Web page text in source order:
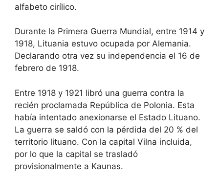
alfabeto cirílico.
Durante la Primera Guerra Mundial, entre 1914 y
1918, Lituania estuvo ocupada por Alemania.
Declarando otra vez su independencia el 16 de
febrero de 1918.
Entre 1918 y 1921 libró una guerra contra la
recién proclamada República de Polonia. Esta
había intentado anexionarse el Estado Lituano.
La guerra se saldó con la pérdida del 20 % del
territorio lituano. Con la capital Vilna incluida,
por lo que la capital se trasladó
provisionalmente a Kaunas.